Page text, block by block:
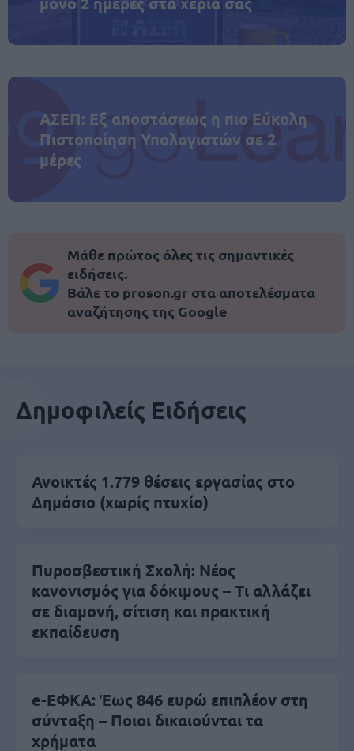
ΑΣΕΠ: Εξ αποστάσεως η πιο Εύκολη
Πιστοποίηση Υπολογιστών σε 2
μέρες
Μάθε πρώτος όλες τις σημαντικές
ειδήσεις.
Βάλε το proson.gr στα αποτελέσματα
αναζήτησης της Google
Δημοφιλείς Ειδήσεις
Ανοικτές 1.779 θέσεις εργασίας στο
Δημόσιο (χωρίς πτυχίο)
Πυροσβεστική Σχολή: Νέος
κανονισμός για δόκιμους – Τι αλλάζει
σε διαμονή, σίτιση και πρακτική
εκπαίδευση
e-ΕΦΚΑ: Έως 846 ευρώ επιπλέον στη
σύνταξη – Ποιοι δικαιούνται τα
χρήματα